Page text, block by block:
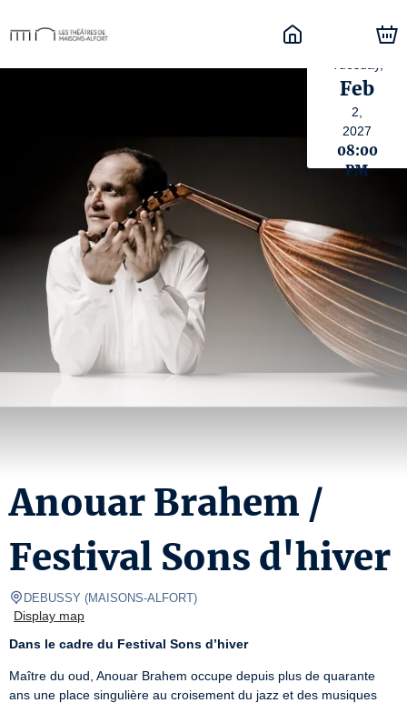
Feb
2,
2027
08:00
PM
Anouar Brahem /
Festival Sons d'hiver
DEBUSSY (MAISONS-ALFORT)
Display map
Dans le cadre du Festival Sons d’hiver
Maître du oud, Anouar Brahem occupe depuis plus de quarante
ans une place singulière au croisement du jazz et des musiques